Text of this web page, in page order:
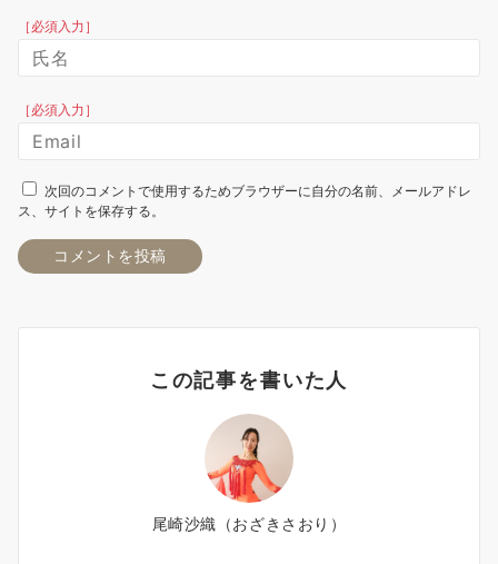
［必須入力］
［必須入力］
次回のコメントで使用するためブラウザーに自分の名前、メールアドレ
ス、サイトを保存する。
この記事を書いた人
尾崎沙織（おざきさおり）